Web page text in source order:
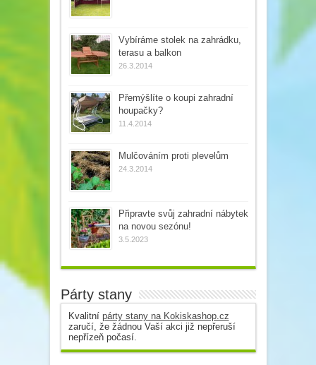
Vybíráme stolek na zahrádku,
terasu a balkon
26.3.2014
Přemýšlíte o koupi zahradní
houpačky?
11.4.2014
Mulčováním proti plevelům
24.3.2014
Připravte svůj zahradní nábytek
na novou sezónu!
3.5.2023
Párty stany
Kvalitní párty stany na Kokiskashop.cz
zaručí, že žádnou Vaší akci již nepřeruší
nepřízeň počasí.